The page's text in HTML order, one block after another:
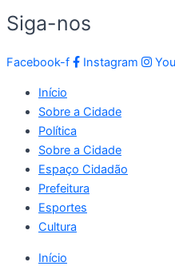
Siga-nos
Facebook-f Instagram
Início
Sobre a Cidade
Política
Sobre a Cidade
Espaço Cidadão
Prefeitura
Esportes
Cultura
Início